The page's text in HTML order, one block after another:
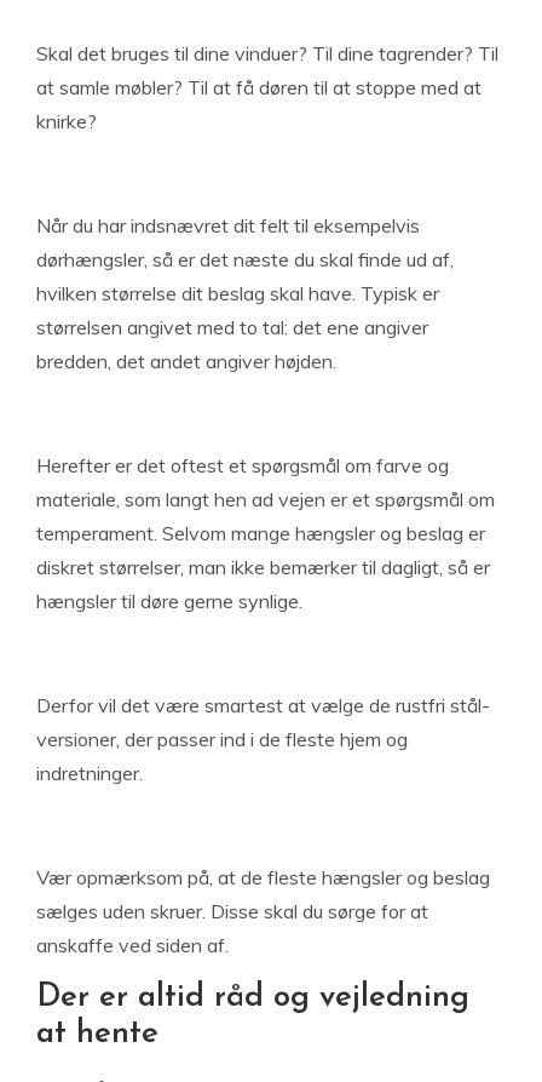
Skal det bruges til dine vinduer? Til dine tagrender? Til
at samle møbler? Til at få døren til at stoppe med at
knirke?
Når du har indsnævret dit felt til eksempelvis
dørhængsler, så er det næste du skal finde ud af,
hvilken størrelse dit beslag skal have. Typisk er
størrelsen angivet med to tal: det ene angiver
bredden, det andet angiver højden.
Herefter er det oftest et spørgsmål om farve og
materiale, som langt hen ad vejen er et spørgsmål om
temperament. Selvom mange hængsler og beslag er
diskret størrelser, man ikke bemærker til dagligt, så er
hængsler til døre gerne synlige.
Derfor vil det være smartest at vælge de rustfri stål-
versioner, der passer ind i de fleste hjem og
indretninger.
Vær opmærksom på, at de fleste hængsler og beslag
sælges uden skruer. Disse skal du sørge for at
anskaffe ved siden af.
Der er altid råd og vejledning
at hente